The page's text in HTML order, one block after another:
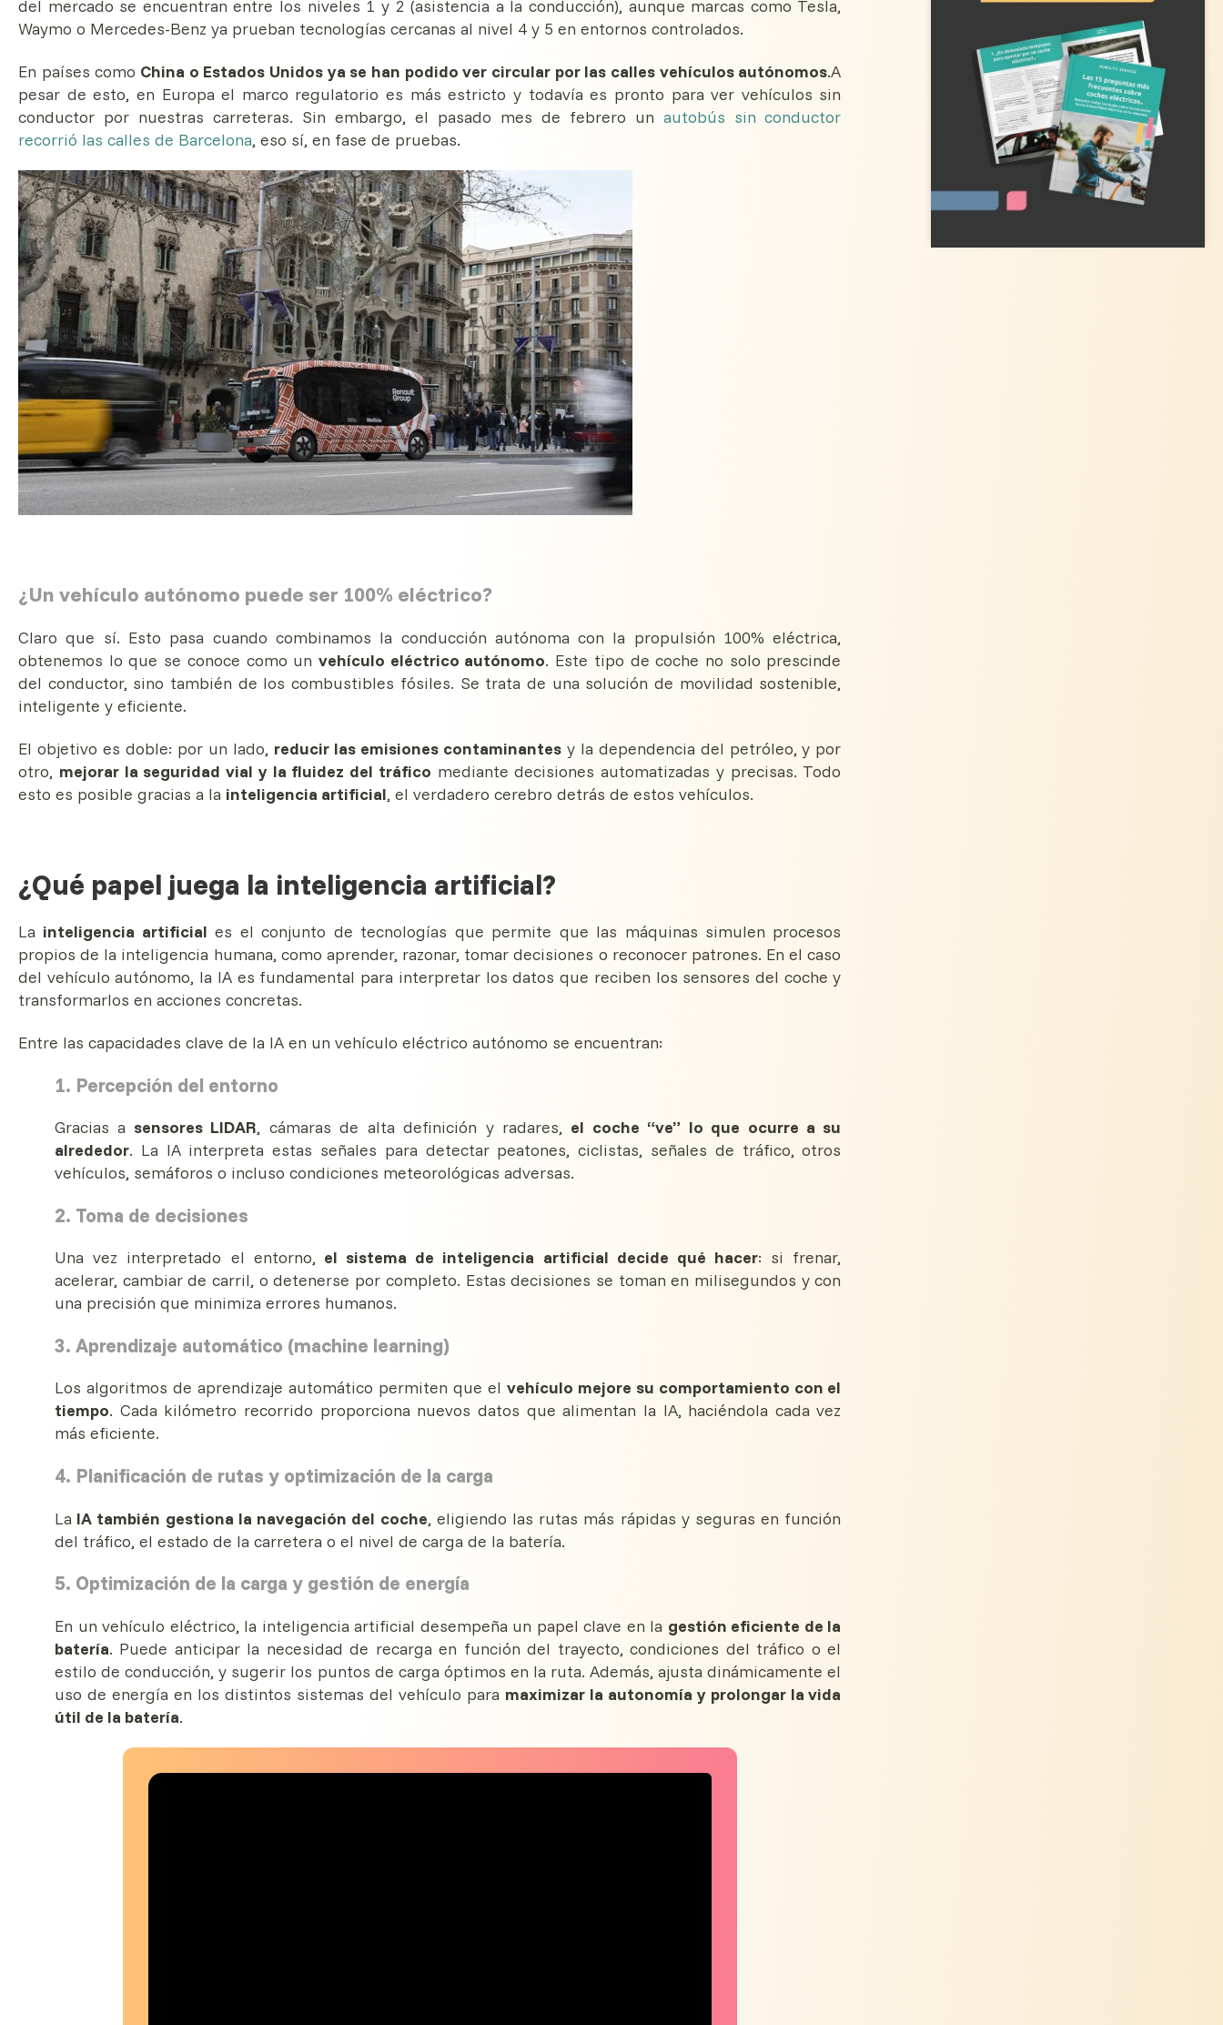
del mercado se encuentran entre los niveles 1 y 2 (asistencia a la conducción), aunque marcas como Tesla,
Waymo o Mercedes-Benz ya prueban tecnologías cercanas al nivel 4 y 5 en entornos controlados.
En países como China o Estados Unidos ya se han podido ver circular por las calles vehículos autónomos.A
pesar de esto, en Europa el marco regulatorio es más estricto y todavía es pronto para ver vehículos sin
conductor por nuestras carreteras. Sin embargo, el pasado mes de febrero un autobús sin conductor
recorrió las calles de Barcelona, eso sí, en fase de pruebas.
¿Un vehículo autónomo puede ser 100% eléctrico?
Claro que sí. Esto pasa cuando combinamos la conducción autónoma con la propulsión 100% eléctrica,
obtenemos lo que se conoce como unvehículo eléctrico autónomo. Este tipo de coche no solo prescinde
del conductor, sino también de los combustibles fósiles. Se trata de una solución de movilidad sostenible,
inteligente y eficiente.
El objetivo es doble: por un lado, reducir las emisiones contaminantesy la dependencia del petróleo, y por
otro, mejorar la seguridad vial y la fluidez del tráfico mediante decisiones automatizadas y precisas. Todo
esto es posible gracias a la inteligencia artificial, el verdadero cerebro detrás de estos vehículos.
¿Qué papel juega la inteligencia artificial?
La inteligencia artificial es el conjunto de tecnologías que permite que las máquinas simulen procesos
propios de la inteligencia humana, como aprender, razonar, tomar decisiones o reconocer patrones. En el caso
del vehículo autónomo, la IA es fundamental para interpretar los datos que reciben los sensores del coche y
transformarlos en acciones concretas.
Entre las capacidades clave de la IA en un vehículo eléctrico autónomo se encuentran:
1. Percepción del entorno
Gracias a sensores LIDAR, cámaras de alta definición y radares, el coche “ve” lo que ocurre a su
alrededor. La IA interpreta estas señales para detectar peatones, ciclistas, señales de tráfico, otros
vehículos, semáforos o incluso condiciones meteorológicas adversas.
2. Toma de decisiones
Una vez interpretado el entorno, el sistema de inteligencia artificial decide qué hacer: si frenar,
acelerar, cambiar de carril, o detenerse por completo. Estas decisiones se toman en milisegundos y con
una precisión que minimiza errores humanos.
3. Aprendizaje automático (machine learning)
Los algoritmos de aprendizaje automático permiten que el vehículo mejore su comportamiento con el
tiempo. Cada kilómetro recorrido proporciona nuevos datos que alimentan la IA, haciéndola cada vez
más eficiente.
4. Planificación de rutas y optimización de la carga
La IA también gestiona la navegación del coche, eligiendo las rutas más rápidas y seguras en función
del tráfico, el estado de la carretera o el nivel de carga de la batería.
5. Optimización de la carga y gestión de energía
En un vehículo eléctrico, la inteligencia artificial desempeña un papel clave en la gestión eficiente de la
batería. Puede anticipar la necesidad de recarga en función del trayecto, condiciones del tráfico o el
estilo de conducción, y sugerir los puntos de carga óptimos en la ruta. Además, ajusta dinámicamente el
uso de energía en los distintos sistemas del vehículo para maximizar la autonomía y prolongar la vida
útil de la batería.